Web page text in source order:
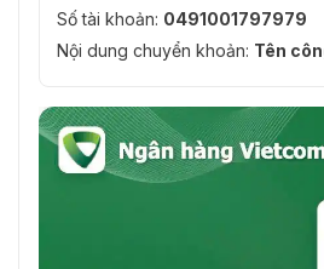
Số tài khoản: 0491001797979
Nội dung chuyển khoản: Tên